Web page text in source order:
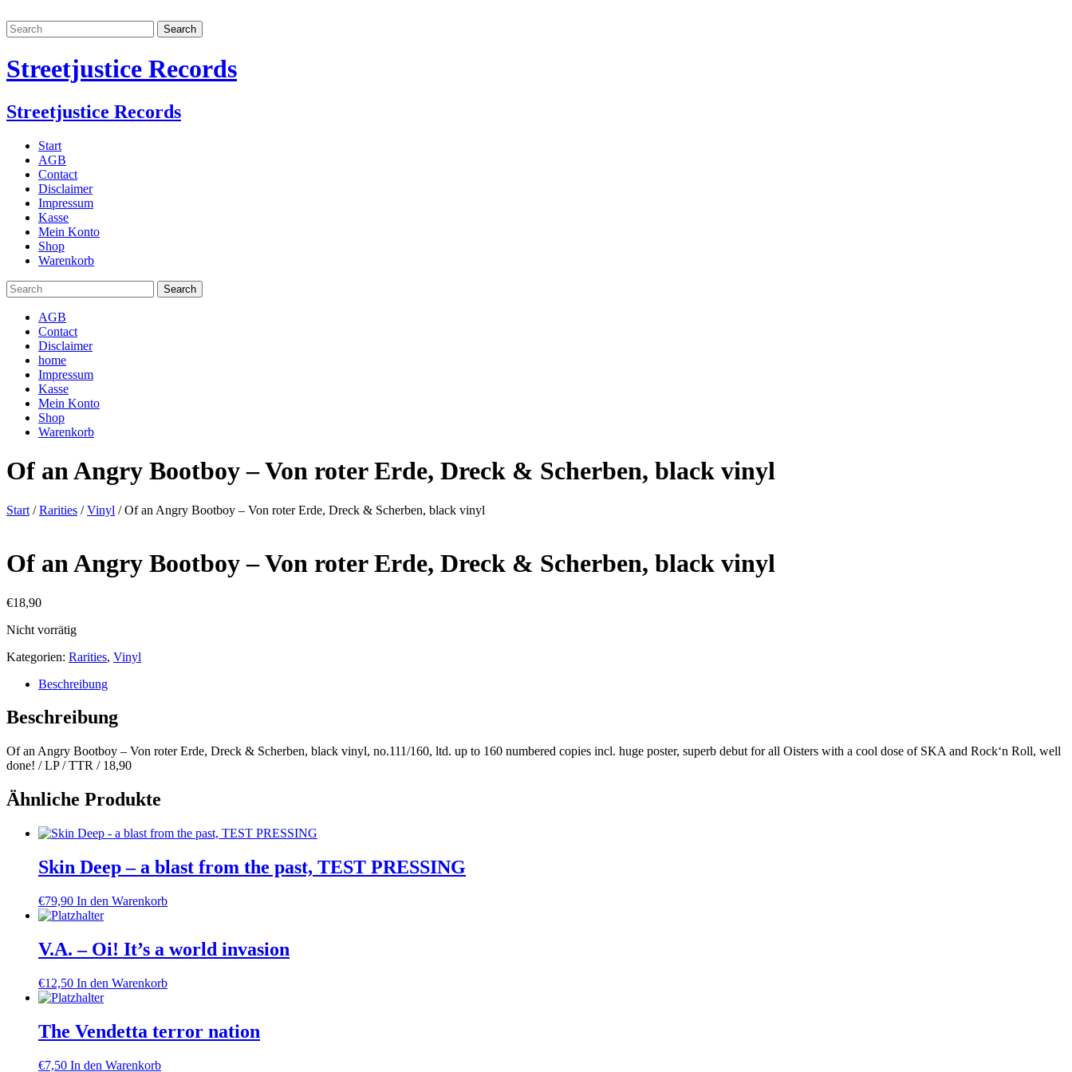
Streetjustice Records
Streetjustice Records
Start
AGB
Contact
Disclaimer
Impressum
Kasse
Mein Konto
Shop
Warenkorb
AGB
Contact
Disclaimer
home
Impressum
Kasse
Mein Konto
Shop
Warenkorb
Of an Angry Bootboy – Von roter Erde, Dreck & Scherben, black vinyl
Start /Rarities /Vinyl / Of an Angry Bootboy – Von roter Erde, Dreck & Scherben, black vinyl
Of an Angry Bootboy – Von roter Erde, Dreck & Scherben, black vinyl
€18,90
Nicht vorrätig
Kategorien: Rarities, Vinyl
Beschreibung
Beschreibung
Of an Angry Bootboy – Von roter Erde, Dreck & Scherben, black vinyl, no.111/160, ltd. up to 160 numbered copies incl. huge poster, superb debut for all Oisters with a cool dose of SKA and Rock‘n Roll, well
done! / LP / TTR / 18,90
Ähnliche Produkte
Skin Deep – a blast from the past, TEST PRESSING
€79,90 In den Warenkorb
V.A. – Oi! It’s a world invasion
€12,50 In den Warenkorb
The Vendetta terror nation
€7,50 In den Warenkorb